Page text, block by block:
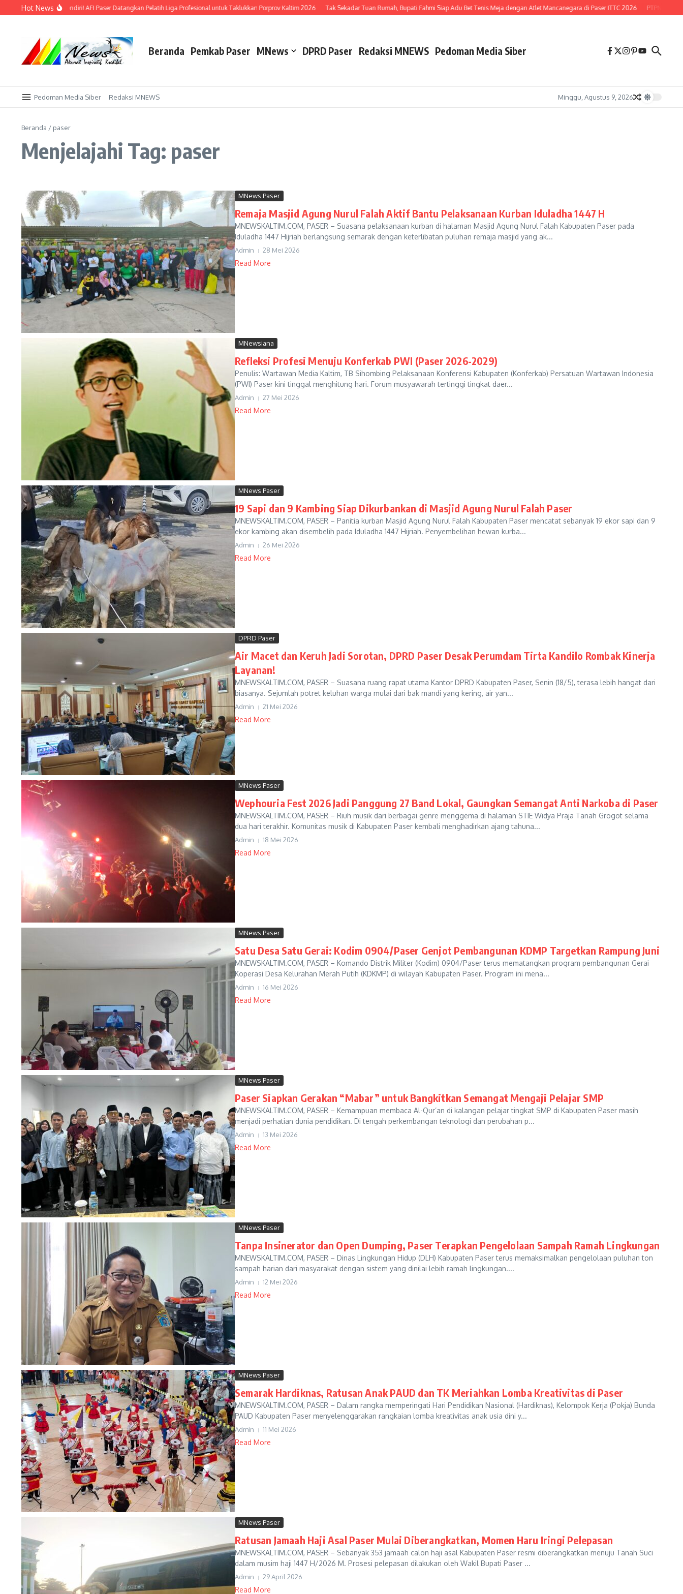
Lewati ke konten
Hot News
di Kandang Sendiri! AFI Paser Datangkan Pelatih Liga Profesional untuk Taklukkan Porprov Kaltim 2026 Tak Sekadar Tuan Rumah, Bupati Fahmi Siap Adu Bet Tenis Meja dengan Atlet Mancanegara di Paser ITTC 2026 PTPN Buka
Beranda Pemkab Paser MNews DPRD Paser Redaksi MNEWS Pedoman Media Siber
Pedoman Media Siber Redaksi MNEWS Minggu, Agustus 9, 2026
Beranda / paser
Menjelajahi Tag: paser
MNews Paser
Remaja Masjid Agung Nurul Falah Aktif Bantu Pelaksanaan Kurban Iduladha 1447 H
MNEWSKALTIM.COM, PASER – Suasana pelaksanaan kurban di halaman Masjid Agung Nurul Falah Kabupaten Paser pada
Iduladha 1447 Hijriah berlangsung semarak dengan keterlibatan puluhan remaja masjid yang ak...
Admin 28 Mei 2026
Read More
MNewsiana
Refleksi Profesi Menuju Konferkab PWI (Paser 2026-2029)
Penulis: Wartawan Media Kaltim, TB Sihombing Pelaksanaan Konferensi Kabupaten (Konferkab) Persatuan Wartawan Indonesia
(PWI) Paser kini tinggal menghitung hari. Forum musyawarah tertinggi tingkat daer...
Admin 27 Mei 2026
Read More
MNews Paser
19 Sapi dan 9 Kambing Siap Dikurbankan di Masjid Agung Nurul Falah Paser
MNEWSKALTIM.COM, PASER – Panitia kurban Masjid Agung Nurul Falah Kabupaten Paser mencatat sebanyak 19 ekor sapi dan 9
ekor kambing akan disembelih pada Iduladha 1447 Hijriah. Penyembelihan hewan kurba...
Admin 26 Mei 2026
Read More
DPRD Paser
Air Macet dan Keruh Jadi Sorotan, DPRD Paser Desak Perumdam Tirta Kandilo Rombak Kinerja
Layanan!
MNEWSKALTIM.COM, PASER – Suasana ruang rapat utama Kantor DPRD Kabupaten Paser, Senin (18/5), terasa lebih hangat dari
biasanya. Sejumlah potret keluhan warga mulai dari bak mandi yang kering, air yan...
Admin 21 Mei 2026
Read More
MNews Paser
Wephouria Fest 2026 Jadi Panggung 27 Band Lokal, Gaungkan Semangat Anti Narkoba di Paser
MNEWSKALTIM.COM, PASER – Riuh musik dari berbagai genre menggema di halaman STIE Widya Praja Tanah Grogot selama
dua hari terakhir. Komunitas musik di Kabupaten Paser kembali menghadirkan ajang tahuna...
Admin 18 Mei 2026
Read More
MNews Paser
Satu Desa Satu Gerai: Kodim 0904/Paser Genjot Pembangunan KDMP Targetkan Rampung Juni
MNEWSKALTIM.COM, PASER – Komando Distrik Militer (Kodim) 0904/Paser terus mematangkan program pembangunan Gerai
Koperasi Desa Kelurahan Merah Putih (KDKMP) di wilayah Kabupaten Paser. Program ini mena...
Admin 16 Mei 2026
Read More
MNews Paser
Paser Siapkan Gerakan “Mabar” untuk Bangkitkan Semangat Mengaji Pelajar SMP
MNEWSKALTIM.COM, PASER – Kemampuan membaca Al-Qur’an di kalangan pelajar tingkat SMP di Kabupaten Paser masih
menjadi perhatian dunia pendidikan. Di tengah perkembangan teknologi dan perubahan p...
Admin 13 Mei 2026
Read More
MNews Paser
Tanpa Insinerator dan Open Dumping, Paser Terapkan Pengelolaan Sampah Ramah Lingkungan
MNEWSKALTIM.COM, PASER – Dinas Lingkungan Hidup (DLH) Kabupaten Paser terus memaksimalkan pengelolaan puluhan ton
sampah harian dari masyarakat dengan sistem yang dinilai lebih ramah lingkungan....
Admin 12 Mei 2026
Read More
MNews Paser
Semarak Hardiknas, Ratusan Anak PAUD dan TK Meriahkan Lomba Kreativitas di Paser​
MNEWSKALTIM.COM, PASER – Dalam rangka memperingati Hari Pendidikan Nasional (Hardiknas), Kelompok Kerja (Pokja) Bunda
PAUD Kabupaten Paser menyelenggarakan rangkaian lomba kreativitas anak usia dini y...
Admin 11 Mei 2026
Read More
MNews Paser
Ratusan Jamaah Haji Asal Paser Mulai Diberangkatkan, Momen Haru Iringi Pelepasan
MNEWSKALTIM.COM, PASER – Sebanyak 353 jamaah calon haji asal Kabupaten Paser resmi diberangkatkan menuju Tanah Suci
dalam musim haji 1447 H/2026 M. Prosesi pelepasan dilakukan oleh Wakil Bupati Paser ...
Admin 29 April 2026
Read More